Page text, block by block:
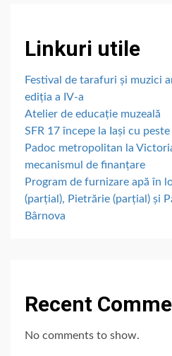
Linkuri utile
Festival de tarafuri și muzici
ediția a IV-a
Atelier de educație muzeală
SFR 17 începe la Iași cu
Padoc metropolitan la
mecanismul de finanțare
Program de furnizare apă în
(parțial), Pietrărie (parțial) și
Bârnova
Recent
No comments to show.